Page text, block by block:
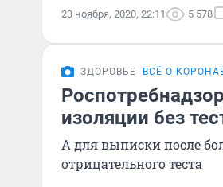
23 ноября, 2020, 22:11 5 578
ЗДОРОВЬЕ ВСЁ О
изоляции без
А для выписки после
отрицательного теста